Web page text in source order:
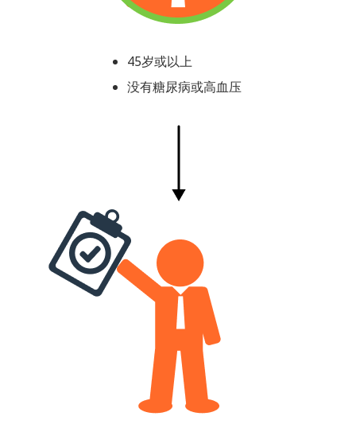
45岁或以上
没有糖尿病或高血压